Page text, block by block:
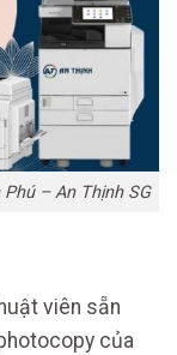
– An Thịnh SG
viên sẵn
của